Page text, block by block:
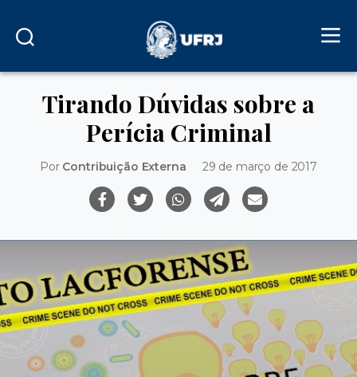
Tirando Dúvidas sobre a
Perícia Criminal
Por Contribuição Externa 29 de março de 2017